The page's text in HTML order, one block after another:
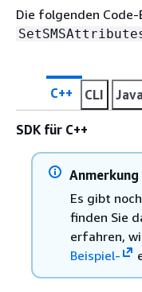
Die folgenden Code-
C++ CLI Java
SDK für C++
Anmerkung
Es gibt
finden Sie
erfahren,
Beispiel-